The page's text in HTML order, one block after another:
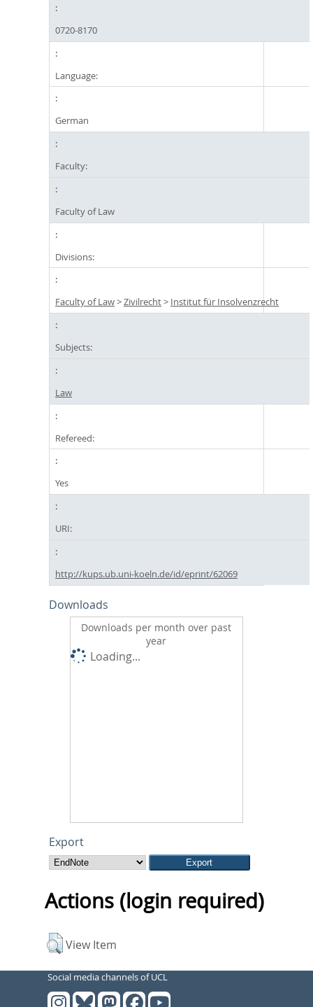
0720-8170
Language:
German
Faculty:
Faculty of Law
Divisions:
Faculty of Law>Zivilrecht> Institut für Insolvenzrecht
Subjects:
Law
Refereed:
Yes
URI:
http://kups.ub.uni-koeln.de/id/eprint/62069
Downloads
Downloads per month over past
year
Loading...
Export
Actions (login required)
View Item
Social media channels of UCL